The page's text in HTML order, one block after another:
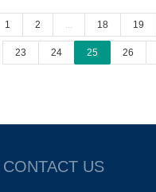
1 2 ... 18 19
23 24 25 26
CONTACT US